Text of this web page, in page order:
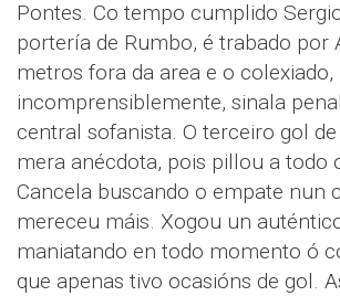
Pontes. Co tempo cumplido
portería de Rumbo, é trabado por
metros fora da area e o colexiado,
incomprensiblemente, sinala
central sofanista. O terceiro gol
mera anécdota, pois pillou a todo
Cancela buscando o empate nun
mereceu máis. Xogou un
maniatando en todo momento ó
que apenas tivo ocasións de gol.